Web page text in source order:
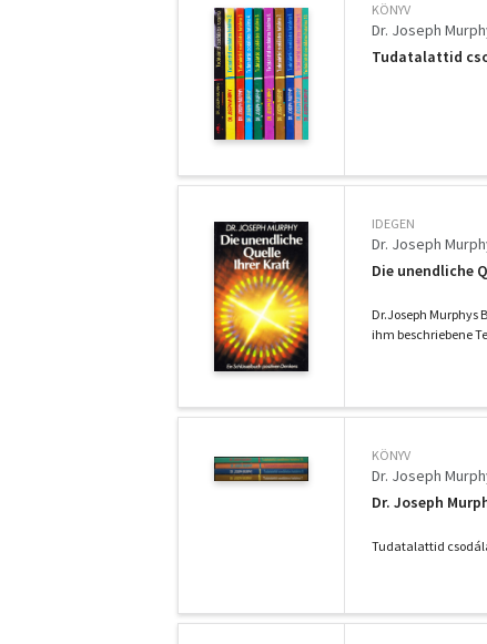
KÖNYV
Dr. Joseph
Tudatalattid
IDEGEN
Dr. Joseph
Die unendliche
Dr.Joseph Murphys
ihm beschriebene
KÖNYV
Dr. Joseph
Dr. Joseph
Tudatalattid